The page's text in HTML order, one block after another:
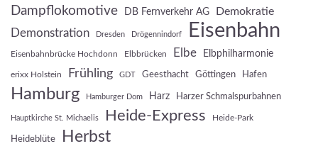
Dampflokomotive DB Fernverkehr AG Demokratie
Demonstration Dresden Drögennindorf Eisenbahn
Eisenbahnbrücke Hochdonn Elbbrücken Elbe Elbphilharmonie
erixx Holstein Frühling GDT Geesthacht Göttingen Hafen
Hamburg Hamburger Dom Harz Harzer Schmalspurbahnen
Hauptkirche St. Michaelis Heide-Express Heide-Park
Heideblüte Herbst